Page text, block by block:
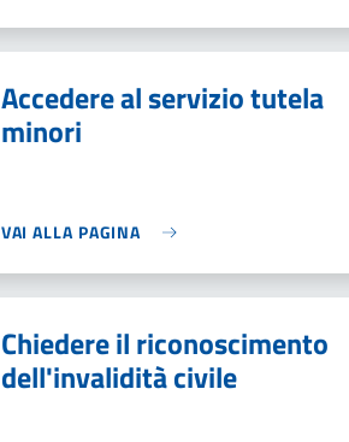
Accedere al servizio tutela
minori
VAI ALLA PAGINA
Chiedere il riconoscimento
dell'invalidità civile